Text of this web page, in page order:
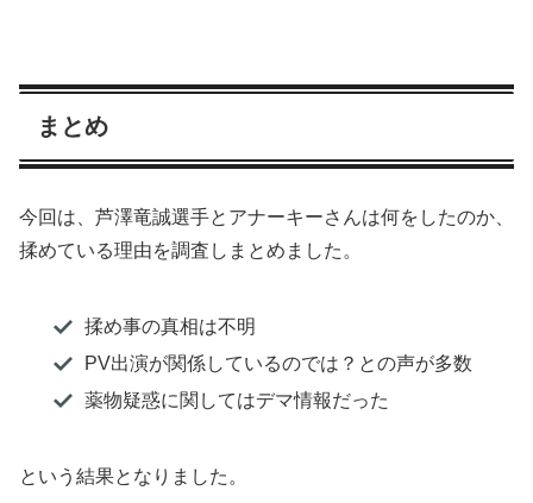
まとめ
今回は、芦澤竜誠選手とアナーキーさんは何をしたのか、
揉めている理由を調査しまとめました。
揉め事の真相は不明
PV出演が関係しているのでは？との声が多数
薬物疑惑に関してはデマ情報だった
という結果となりました。